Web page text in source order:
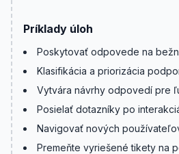
Príklady úloh
Poskytovať odpovede na
Klasifikácia a priorizácia
Vytvára návrhy odpovedí pre
Posielať dotazníky po
Navigovať nových
Premeňte vyriešené tikety na